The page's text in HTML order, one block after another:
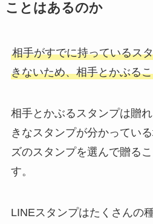
ことはあるのか
相手がすでに持っているス
きないため、相手とかぶる
相手とかぶるスタンプは贈
きなスタンプが分かってい
ズのスタンプを選んで贈る
す。
LINEスタンプはたくさんの